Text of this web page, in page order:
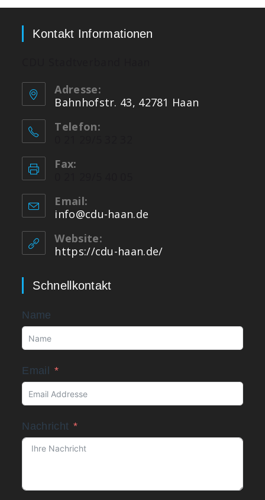
Kontakt Informationen
Adresse:
Bahnhofstr. 43, 42781 Haan
Telefon:
Fax:
Email:
info@cdu-haan.de
Website:
https://cdu-haan.de/
Schnellkontakt
Name
Email
Nachricht